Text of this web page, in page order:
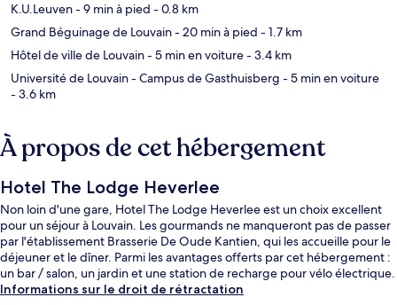
K.U.Leuven- 9 min à pied - 0.8 km
Grand Béguinage de Louvain- 20 min à pied - 1.7 km
Hôtel de ville de Louvain- 5 min en voiture- 3.4 km
Université de Louvain - Campus de Gasthuisberg - 5 min en voiture
- 3.6 km
À propos de cet hébergement
Hotel The Lodge Heverlee
Non loin d'une gare, Hotel The Lodge Heverlee est un choix excellent
pour un séjour à Louvain. Les gourmands ne manqueront pas de passer
par l'établissement Brasserie De Oude Kantien, qui les accueille pour le
déjeuner et le dîner. Parmi les avantages offerts par cet hébergement :
un bar / salon, un jardin et une station de recharge pour vélo électrique.
Informations sur le droit de rétractation